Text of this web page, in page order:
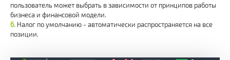
пользователь может выбрать в зависимости от принципов работы
бизнеса и финансовой модели.
Налог по умолчанию - автоматически распространяется на все
позиции.